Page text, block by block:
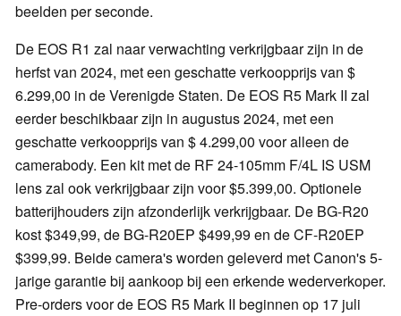
beelden per seconde.
De EOS R1 zal naar verwachting verkrijgbaar zijn in de
herfst van 2024, met een geschatte verkoopprijs van $
6.299,00 in de Verenigde Staten. De EOS R5 Mark II zal
eerder beschikbaar zijn in augustus 2024, met een
geschatte verkoopprijs van $ 4.299,00 voor alleen de
camerabody. Een kit met de RF 24-105mm F/4L IS USM
lens zal ook verkrijgbaar zijn voor $5.399,00. Optionele
batterijhouders zijn afzonderlijk verkrijgbaar. De BG-R20
kost $349,99, de BG-R20EP $499,99 en de CF-R20EP
$399,99. Beide camera's worden geleverd met Canon's 5-
jarige garantie bij aankoop bij een erkende wederverkoper.
Pre-orders voor de EOS R5 Mark II beginnen op 17 juli